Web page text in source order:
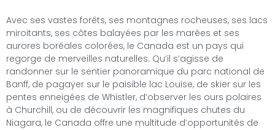
Avec ses vastes forêts, ses montagnes rocheuses, ses lacs
miroitants, ses côtes balayées par les marées et ses
aurores boréales colorées, le Canada est un pays qui
regorge de merveilles naturelles. Qu’il s’agisse de
randonner sur le sentier panoramique du parc national de
Banff, de pagayer sur le paisible lac Louise, de skier sur les
pentes enneigées de Whistler, d’observer les ours polaires
à Churchill, ou de découvrir les magnifiques chutes du
Niagara, le Canada offre une multitude d’opportunités de